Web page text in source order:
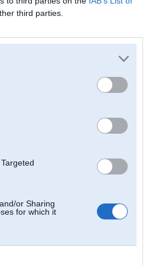
third parties.
or Sharing
for which it
līdz 74 grādiem, pārsvarā svārstās no 74-
cik lasīju,ja ir problēmas ar termostatu tad iemet